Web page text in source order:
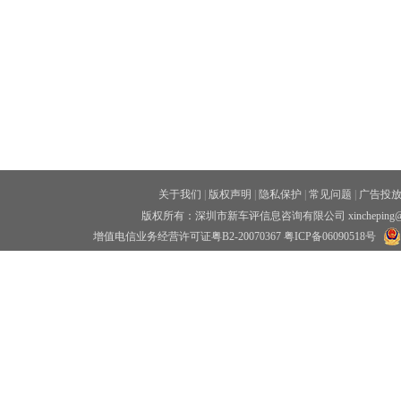
关于我们 版权声明 隐私保护 常见问题
广告投放
版权所有：深圳市新车评信息咨询有限公司
增值电信业务经营许可证粤B2-20070367 粤ICP备06090518号